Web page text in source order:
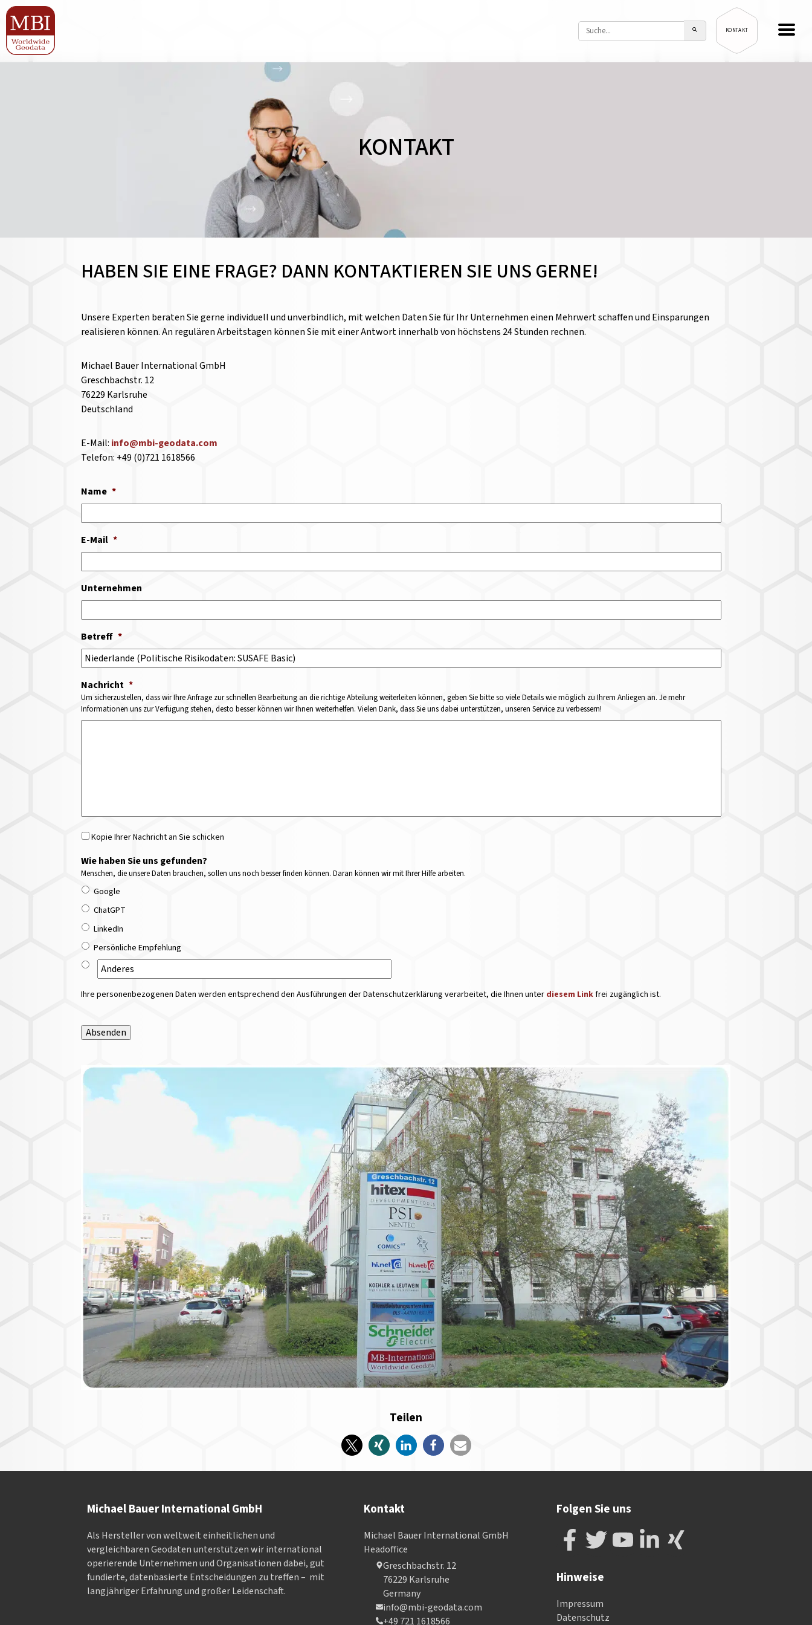
KONTAKT
KONTAKT
HABEN SIE EINE FRAGE? DANN KONTAKTIEREN SIE UNS GERNE!
Unsere Experten beraten Sie gerne individuell und unverbindlich, mit welchen Daten Sie für Ihr Unternehmen einen Mehrwert schaffen und Einsparungen
realisieren können. An regulären Arbeitstagen können Sie mit einer Antwort innerhalb von höchstens 24 Stunden rechnen.
Michael Bauer International GmbH
Greschbachstr. 12
76229 Karlsruhe
Deutschland
E-Mail: info@mbi-geodata.com
Telefon: +49 (0)721 1618566
Name *
E-Mail *
Unternehmen
Betreff *
Nachricht *
Um sicherzustellen, dass wir Ihre Anfrage zur schnellen Bearbeitung an die richtige Abteilung weiterleiten können, geben Sie bitte so viele Details wie möglich zu Ihrem Anliegen an. Je mehr
Informationen uns zur Verfügung stehen, desto besser können wir Ihnen weiterhelfen. Vielen Dank, dass Sie uns dabei unterstützen, unseren Service zu verbessern!
Kopie Ihrer Nachricht an Sie schicken
Wie haben Sie uns gefunden?
Menschen, die unsere Daten brauchen, sollen uns noch besser finden können. Daran können wir mit Ihrer Hilfe arbeiten.
Google
ChatGPT
LinkedIn
Persönliche Empfehlung
Ihre personenbezogenen Daten werden entsprechend den Ausführungen der Datenschutzerklärung verarbeitet, die Ihnen unter diesem Linkfrei zugänglich ist.
Absenden
Teilen
Michael Bauer International GmbH
Als Hersteller von weltweit einheitlichen und
vergleichbaren Geodaten un­ter­stüt­zen wir in­ter­na­tional
ope­rieren­de Un­ter­neh­men und Or­ga­nisa­tionen dabei, gut
fundierte, datenbasierte Entscheidungen zu treffen – mit
langjähriger Erfahrung und großer Leidenschaft.
Kontakt
Michael Bauer International GmbH
Headoffice
Greschbachstr. 12
76229 Karlsruhe
Germany
info@mbi-geodata.com
+49 721 1618566
Folgen Sie uns
Hinweise
Impressum
Datenschutz